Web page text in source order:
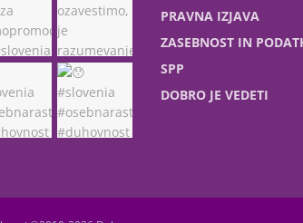
PRAVNA IZJAVA
ZASEBNOST IN
SPP
DOBRO JE VEDETI